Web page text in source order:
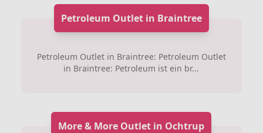
Petroleum Outlet in Braintree
Petroleum Outlet in Braintree: Petroleum Outlet
in Braintree: Petroleum ist ein br...
More & More Outlet in Ochtrup